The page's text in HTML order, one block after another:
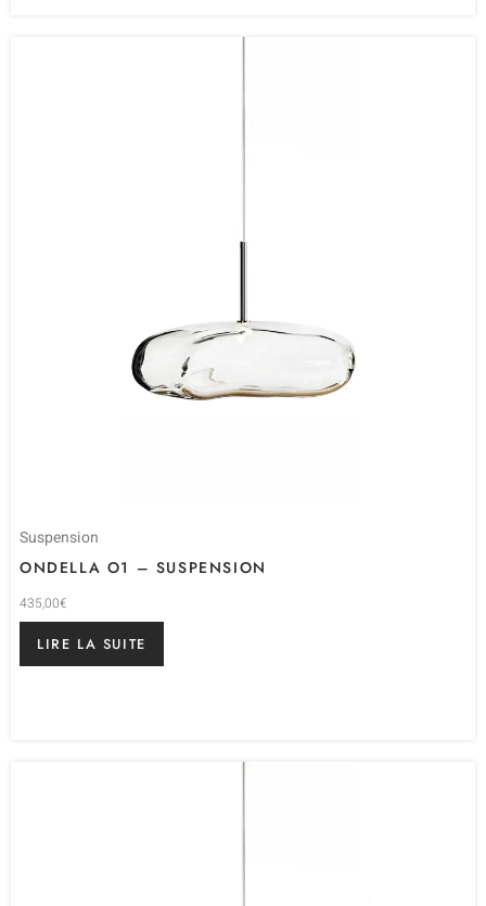
Suspension
ONDELLA O1 – SUSPENSION
435,00€
LIRE LA SUITE